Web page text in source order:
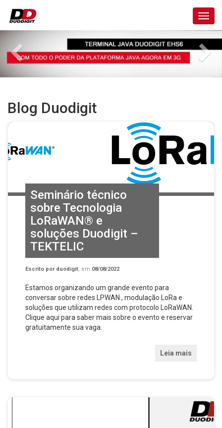
Blog Duodigit
Seminário técnico
sobre Tecnologia
LoRaWAN® e
soluções Duodigit –
TEKTELIC
Escrito por duodigit, em 08/08/2022.
Estamos organizando um grande evento para
conversar sobre redes LPWAN , modulação LoRa e
soluções que utilizam redes com protocolo LoRaWAN.
Clique aqui para saber mais sobre o evento e reservar
gratuitamente sua vaga.
Leia mais